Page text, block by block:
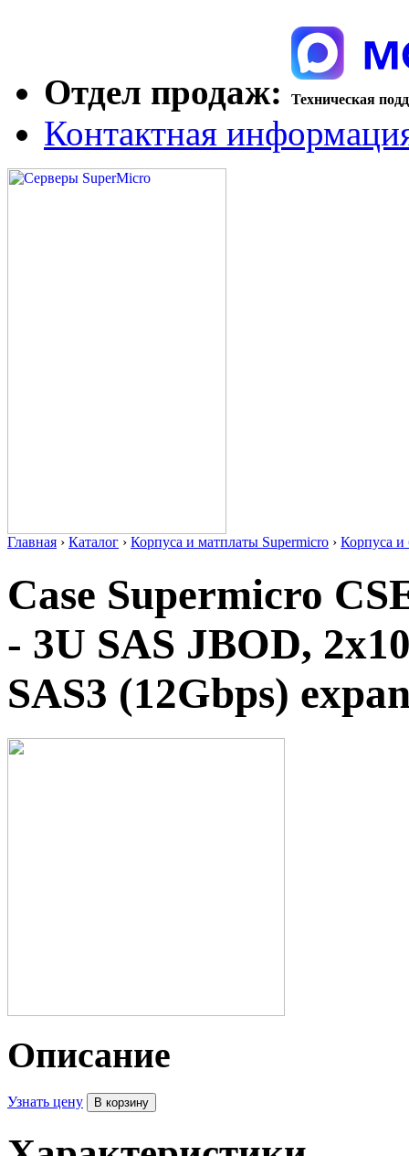
Отдел продаж: Техническая
Контактная
Главная › Каталог › Корпуса и матплаты Supermicro › Корпуса и
Case Supermicro
- 3U SAS JBOD,
SAS3 (12Gbps)
Описание
Узнать цену